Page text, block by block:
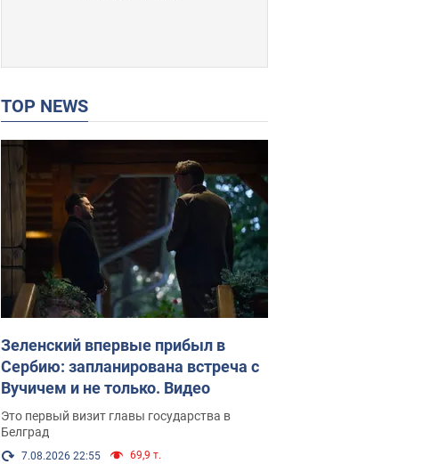
TOP NEWS
Зеленский впервые прибыл в
Сербию: запланирована встреча с
Вучичем и не только. Видео
Это первый визит главы государства в
Белград
7.08.2026 22:55 69,9 т.